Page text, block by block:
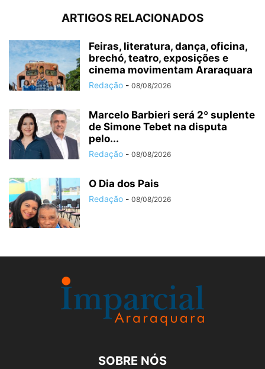
ARTIGOS RELACIONADOS
Feiras, literatura, dança, oficina,
brechó, teatro, exposições e
cinema movimentam Araraquara
Redação - 08/08/2026
Marcelo Barbieri será 2º suplente
de Simone Tebet na disputa
pelo...
Redação - 08/08/2026
O Dia dos Pais
Redação - 08/08/2026
SOBRE NÓS